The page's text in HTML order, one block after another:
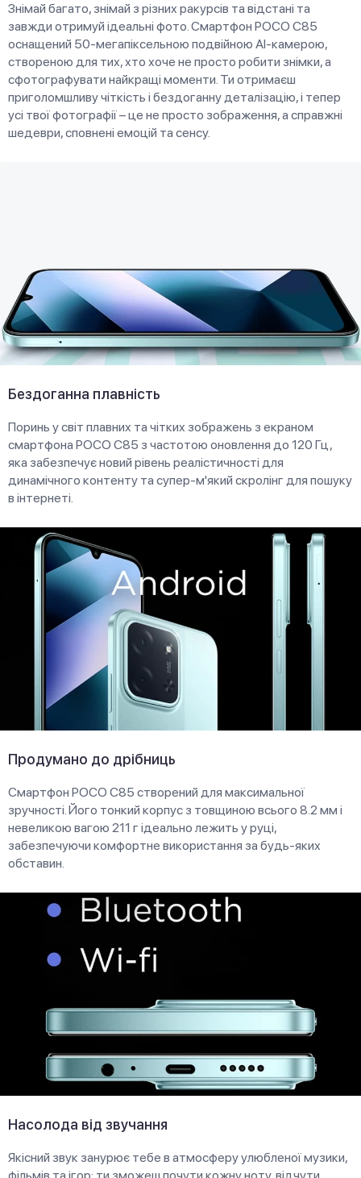
Знімай багато, знімай з різних ракурсів та відстані та
завжди отримуй ідеальні фото. Смартфон POCO C85
оснащений 50-мегапіксельною подвійною AI-камерою,
створеною для тих, хто хоче не просто робити знімки, а
сфотографувати найкращі моменти. Ти отримаєш
приголомшливу чіткість і бездоганну деталізацію, і тепер
усі твої фотографії – це не просто зображення, а справжні
шедеври, сповнені емоцій та сенсу.
Бездоганна плавність
Поринь у світ плавних та чітких зображень з екраном
смартфона POCO C85 з частотою оновлення до 120 Гц,
яка забезпечує новий рівень реалістичності для
динамічного контенту та супер-м'який скролінг для пошуку
в інтернеті.
Продумано до дрібниць
Смартфон POCO C85 створений для максимальної
зручності. Його тонкий корпус з товщиною всього 8.2 мм і
невеликою вагою 211 г ідеально лежить у руці,
забезпечуючи комфортне використання за будь-яких
обставин.
Насолода від звучання
Якісний звук занурює тебе в атмосферу улюбленої музики,